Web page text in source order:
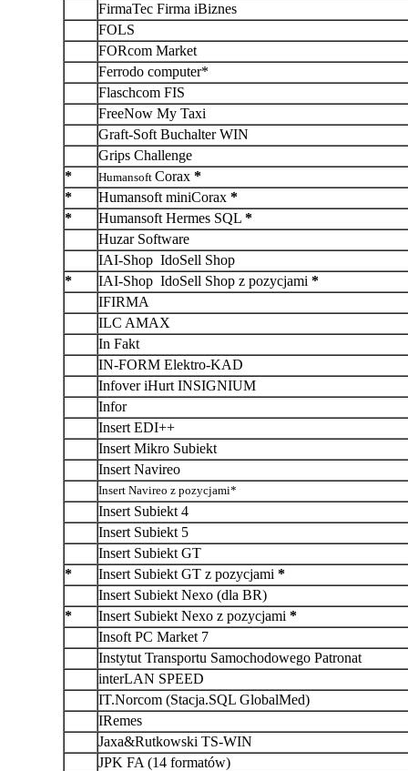
FirmaTec Firma iBiznes
FOLS
FORcom Market
Ferrodo computer*
Flaschcom FIS
FreeNow My Taxi
Graft-Soft Buchalter WIN
Grips Challenge
*
Humansoft Corax *
*
Humansoft miniCorax *
*
Humansoft Hermes SQL *
Huzar Software
IAI-Shop IdoSell Shop
*
IAI-Shop IdoSell Shop z pozycjami *
IFIRMA
ILC AMAX
In Fakt
IN-FORM Elektro-KAD
Infover iHurt INSIGNIUM
Infor
Insert EDI++
Insert Mikro Subiekt
Insert Navireo
Insert Navireo z pozycjami*
Insert Subiekt 4
Insert Subiekt 5
Insert Subiekt GT
*
Insert Subiekt GT z pozycjami *
Insert Subiekt Nexo (dla BR)
*
Insert Subiekt Nexo z pozycjami *
Insoft PC Market 7
Instytut Transportu Samochodowego Patronat
interLAN SPEED
IT.Norcom (Stacja.SQL GlobalMed)
IRemes
Jaxa&Rutkowski TS-WIN
JPK FA (14 formatów)